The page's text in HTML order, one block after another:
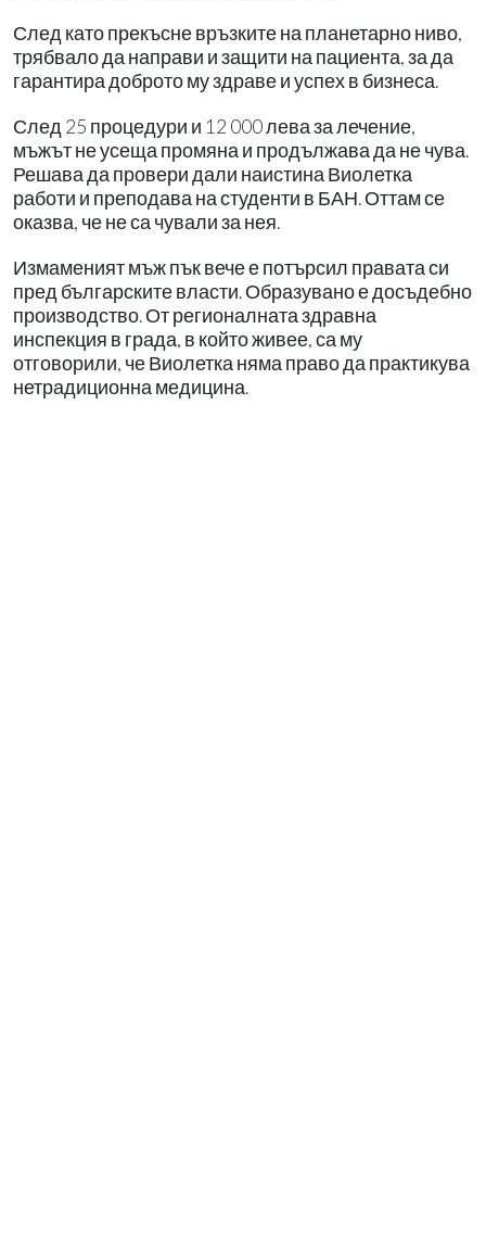
След като прекъсне връзките на планетарно ниво,
трябвало да направи и защити на пациента, за да
гарантира доброто му здраве и успех в бизнеса.
След 25 процедури и 12 000 лева за лечение,
мъжът не усеща промяна и продължава да не чува.
Решава да провери дали наистина Виолетка
работи и преподава на студенти в БАН. Оттам се
оказва, че не са чували за нея.
Измаменият мъж пък вече е потърсил правата си
пред българските власти. Образувано е досъдебно
производство. От регионалната здравна
инспекция в града, в който живее, са му
отговорили, че Виолетка няма право да практикува
нетрадиционна медицина.